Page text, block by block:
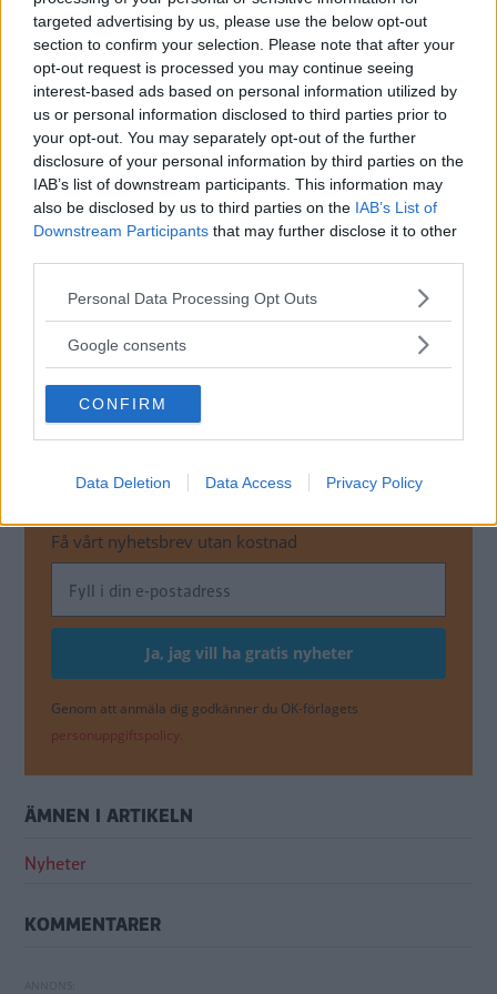
targeted advertising by us, please use the below opt-out
section to confirm your selection. Please note that after your
opt-out request is processed you may continue seeing
interest-based ads based on personal information utilized by
us or personal information disclosed to third parties prior to
your opt-out. You may separately opt-out of the further
disclosure of your personal information by third parties on the
IAB’s list of downstream participants. This information may
also be disclosed by us to third parties on the IAB’s List of
Downstream Participants that may further disclose it to other
Please note that this website/app uses one or more Google
not limited to your visit or usage behaviour. You may click to
use your data for below specified purposes in below Google
consent section.
Personal Data Processing Opt Outs
Google consents
CONFIRM
Data Deletion Data Access Privacy Policy
För tredje gången i rad har tävlingens jury som
består av 62 väl ansedda motorjournalister från
30 olika länder röstat fram en av BMWs
motorer till den mest prestigefyllda titeln
"International Engine of the Year". Årets
utmärkelse går till den nya 3-liters
dubbelturbomotorn med 6 cylindrar som nu
sitter i 3-serien under beteckningen 335i.
Världens första raka sexcylindriga motor med
dubbelturboteknologi vann även i två andra
kategorier - "Best New Engine of the Year 2007"
och i klassen 2,5 - 3,0 liters motorer.
MISSA INTE KOMMANDE ARTIKLAR OM
Få vårt nyhetsbrev utan kostnad
Genom att anmäla dig godkänner du OK-förlagets
personuppgiftspolicy.
ÄMNEN I ARTIKELN
Nyheter
KOMMENTARER